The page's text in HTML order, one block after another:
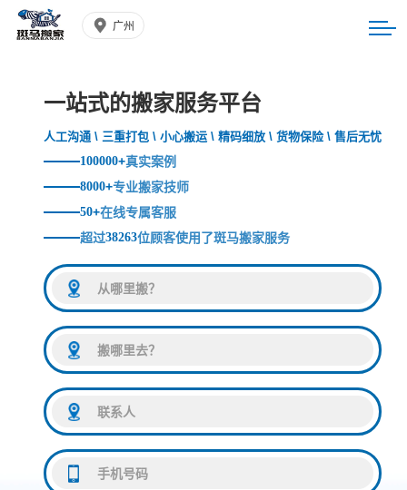
广州
一站式的搬家服务平台
人工沟通 \ 三重打包 \ 小心搬运 \ 精码细放 \ 货物保险 \ 售后无忧
100000+真实案例
8000+专业搬家技师
50+在线专属客服
超过38263位顾客使用了斑马搬家服务